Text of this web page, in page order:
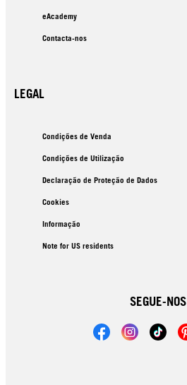
eAcademy
Contacta-nos
LEGAL
Condições de Venda
Condições de Utilização
Declaração de Proteção de Dados
Cookies
Informação
Note for US residents
SEGUE-NOS